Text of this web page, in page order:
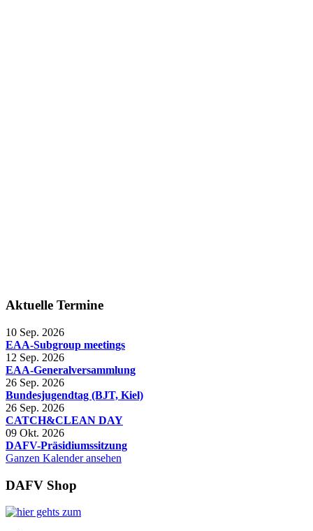
Aktuelle Termine
10 Sep. 2026
EAA-Subgroup meetings
12 Sep. 2026
EAA-Generalversammlung
26 Sep. 2026
Bundesjugendtag (BJT, Kiel)
26 Sep. 2026
CATCH&CLEAN DAY
09 Okt. 2026
DAFV-Präsidiumssitzung
Ganzen Kalender ansehen
DAFV Shop